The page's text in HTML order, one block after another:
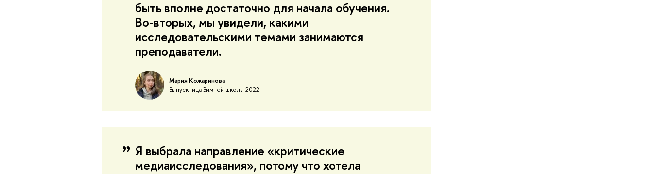
быть вполне достаточно для начала обучения.
Во-вторых, мы увидели, какими
исследовательскими темами занимаются
преподаватели.
Мария Кожаринова
Выпускница Зимней школы 2022
Я выбрала направление «критические
медиаисследования», потому что хотела